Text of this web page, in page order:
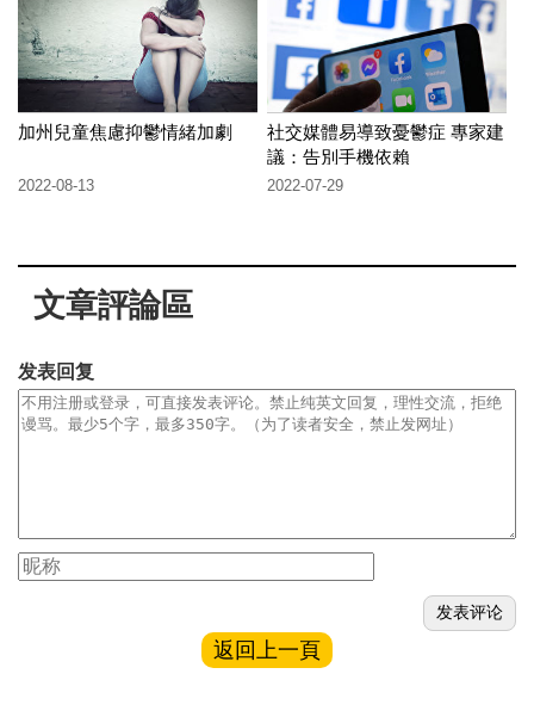
加州兒童焦慮抑鬱情緒加劇
2022-08-13
社交媒體易導致憂鬱症 專家建
議：告別手機依賴
2022-07-29
文章評論區
发表回复
返回上一頁